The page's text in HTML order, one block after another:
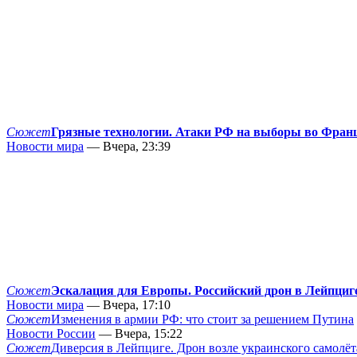
СюжетГрязные технологии. Атаки РФ на выборы во
Новости мира — Вчера, 23:39
СюжетЭскалация для Европы. Российский дрон в
Новости мира — Вчера, 17:10
СюжетИзменения в армии РФ: что стоит за решением Путина
Новости России — Вчера, 15:22
СюжетДиверсия в Лейпциге. Дрон возле украинского